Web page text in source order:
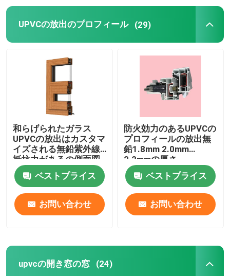
UPVCの放出のプロフィール (29)
和らげられたガラス
UPVCの放出はカスタマ
イズされる無鉛紫外線
抵抗力があるの側面図
を描く
ベストプライス
お問い合わせ
防火効力のあるUPVCの
プロフィールの放出無
鉛1.8mm 2.0mm
2.2mmの厚さ
ベストプライス
お問い合わせ
upvcの開き窓の窓 (24)